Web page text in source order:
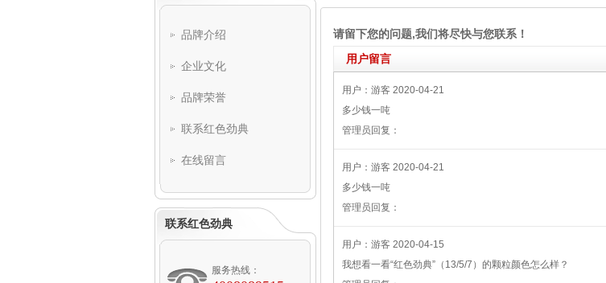
品牌介绍
企业文化
品牌荣誉
联系红色劲典
在线留言
联系红色劲典
服务热线：
请留下您的问题,我们将尽快与您联系！
用户留言
用户：游客 2020-04-21
多少钱一吨
管理员回复：
用户：游客 2020-04-21
多少钱一吨
管理员回复：
用户：游客 2020-04-15
我想看一看“红色劲典”（13/5/7）的颗粒颜色怎么样？